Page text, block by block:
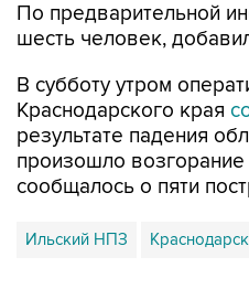
По предварительной
шесть человек,
В субботу утром
Краснодарского края
результате падения
произошло
сообщалось о пяти
Ильский НПЗ